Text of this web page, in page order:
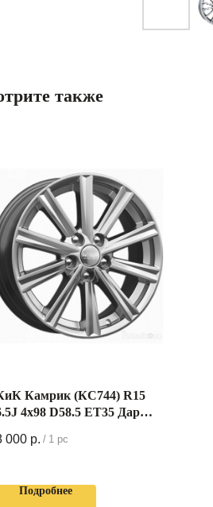
также
Камрик (КС744) R15
4x98 D58.5 ET35 Дарк
000 р. / 1 pc
Подробнее